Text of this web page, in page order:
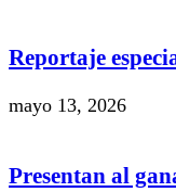
Reportaje
mayo 13, 2026
Presentan al